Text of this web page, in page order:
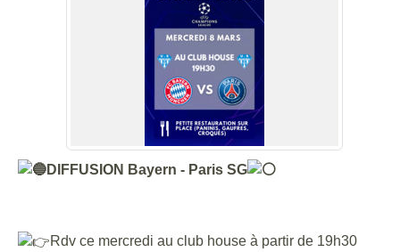
DIFFUSION Bayern - Paris SG
Rdv ce mercredi au club house à partir de 19h30